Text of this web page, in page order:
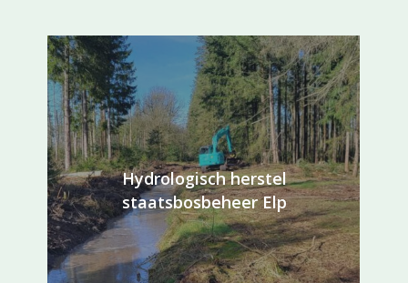
Hydrologisch herstel
staatsbosbeheer Elp